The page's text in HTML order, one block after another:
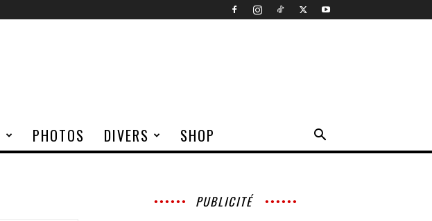
PHOTOS DIVERS SHOP
PUBLICITÉ